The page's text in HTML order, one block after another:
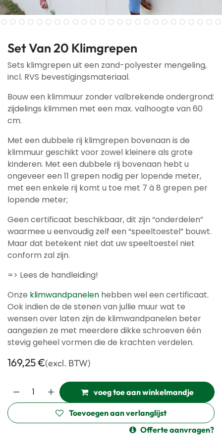
Set Van 20 Klimgrepen
Sets klimgrepen uit een zand-polyester mengeling,
incl. RVS bevestigingsmateriaal.
Bouw een klimmuur zonder valbrekende ondergrond:
zijdelings klimmen met een max. valhoogte van 60
cm.
Met een dubbele rij klimgrepen bovenaan is de
klimmuur geschikt voor zowel kleinere als grote
kinderen. Met een dubbele rij bovenaan hebt u
ongeveer een 11 grepen nodig per lopende meter,
met een enkele rij komt u toe met 7 à 8 grepen per
lopende meter;
Geen certificaat beschikbaar, dit zijn “onderdelen”
waarmee u eenvoudig zelf een “speeltoestel” bouwt.
Maar dat betekent niet dat uw speeltoestel niet
conform zal zijn.
=> Lees de handleiding!
Onze klimwandpanelen hebben wel een certificaat.
Ook indien de de stenen van jullie muur wat te
wensen over laten zijn de klimwandpanelen beter
aangezien ze met meerdere dikke schroeven één
stevig geheel vormen die de krachten verdelen.
169,25€(excl. BTW)
voeg toe aan winkelmandje
Toevoegen aan verlanglijst
Offerte aanvragen?